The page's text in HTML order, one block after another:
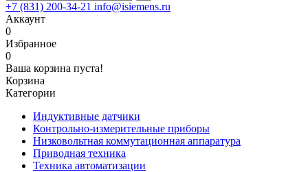
+7 (831) 200-34-21 info@isiemens.ru
Аккаунт
0
Избранное
0
Ваша корзина пуста!
Корзина
Категории
Индуктивные датчики
Контрольно-измерительные приборы
Низковольтная коммутационная аппаратура
Приводная техника
Техника автоматизации